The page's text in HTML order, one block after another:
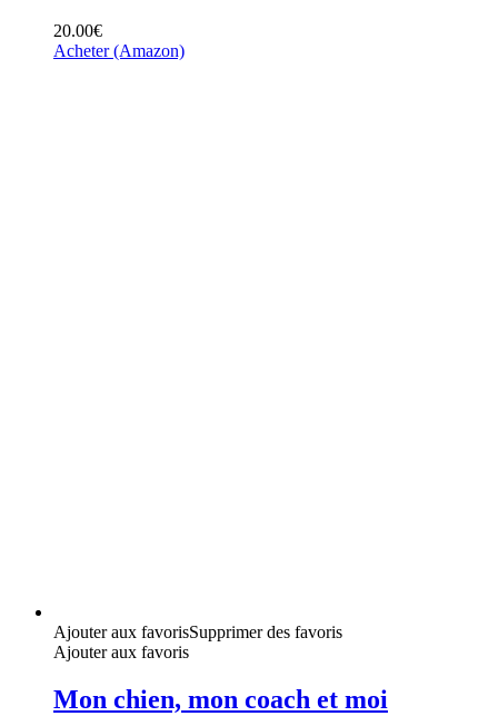
20.00€
Acheter (Amazon)
Ajouter aux favorisSupprimer des favoris
Ajouter aux favoris
Mon chien, mon coach et moi